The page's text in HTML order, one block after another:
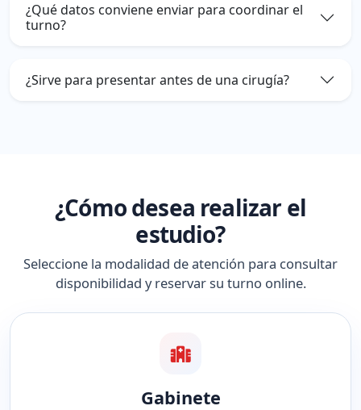
¿Qué datos conviene enviar para coordinar el
turno?
¿Sirve para presentar antes de una cirugía?
¿Cómo desea realizar el
estudio?
Seleccione la modalidad de atención para consultar
disponibilidad y reservar su turno online.
Gabinete